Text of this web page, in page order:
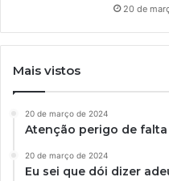
20 de
Mais vistos
20 de março de 2024
Atenção perigo de
20 de março de 2024
Eu sei que dói dizer